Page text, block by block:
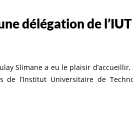
délégation de
Slimane a eu le plaisir
de l’Institut Universitaire de